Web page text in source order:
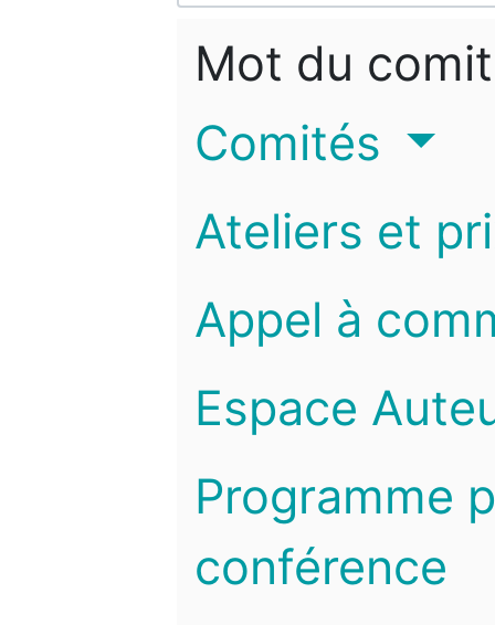
Mot du
Comités
Ateliers et
Appel à
Espace
Programme
conférence